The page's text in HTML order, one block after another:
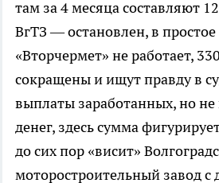
там за 4 месяца составляют
ВгТЗ — остановлен, в
«Вторчермет» не работает,
сокращены и ищут правду в
выплаты заработанных, но
денег, здесь сумма
до сих пор «висит»
моторостроительный завод с